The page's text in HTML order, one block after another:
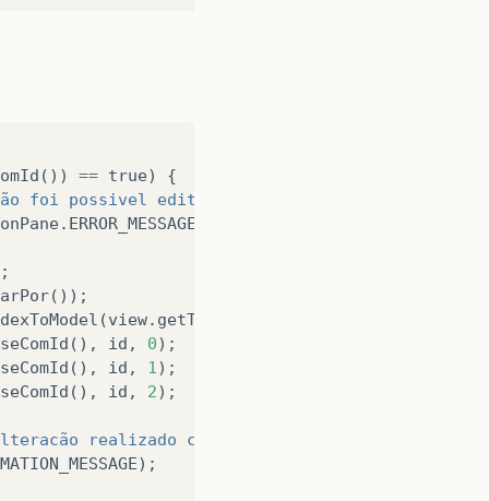
()) == true)
{
foi possivel editar, registro já existente!"
. ERROR_MESSAGE
());
(view. getTabela
(), id , 0);
(), id , 1 );
(), id , 2);
realizado com sucesso!"
);